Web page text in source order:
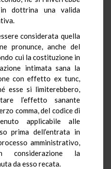
dottrina una valida
considerata quella
pronunce, anche del
cui la costituzione in
intimata sana la
con effetto ex tunc,
esse si limiterebbero,
l’effetto sanante
comma, del codice di
applicabile alle
prima dell’entrata in
amministrativo,
considerazione la
da esso recata.